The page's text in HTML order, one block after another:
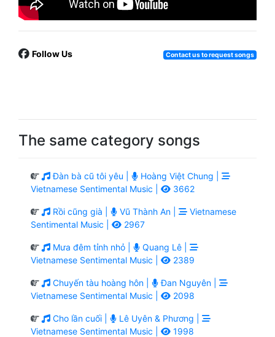
Follow Us Contact us to request songs
The same category songs
Đàn bà cũ tôi yêu |
Hoàng Việt Chung |
Vietnamese Sentimental Music |
3662
Rồi cũng già | Vũ Thành An |
Vietnamese
Sentimental Music |
2967
Mưa đêm tỉnh nhỏ |
Quang Lê |
Vietnamese Sentimental Music |
2389
Chuyến tàu hoàng hôn |
Đan Nguyên |
Vietnamese Sentimental Music |
2098
Cho lần cuối |
Lê Uyên & Phương |
Vietnamese Sentimental Music |
1998